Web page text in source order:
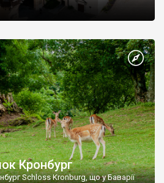
Кронбург
Schloss Kronburg, що у Баварії